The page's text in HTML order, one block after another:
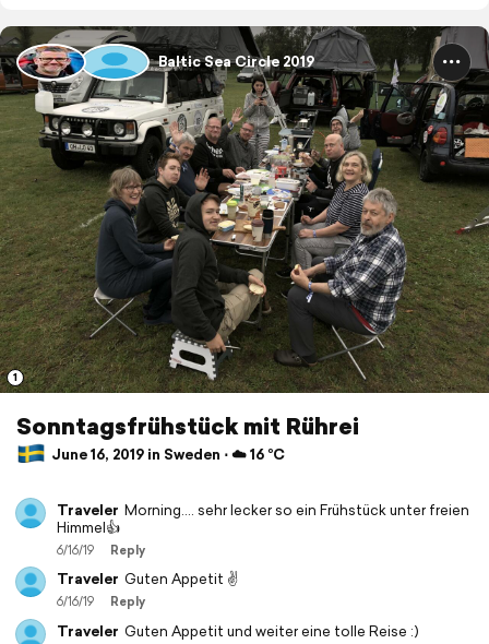
Baltic Sea Circle 2019
1
Sonntagsfrühstück mit Rührei
June 16, 2019 in Sweden ⋅ ☁️ 16 °C
Traveler Morning.... sehr lecker so ein Frühstück unter freien
Himmel👍
6/16/19 Reply
Traveler Guten Appetit ✌️
6/16/19 Reply
Traveler Guten Appetit und weiter eine tolle Reise :)